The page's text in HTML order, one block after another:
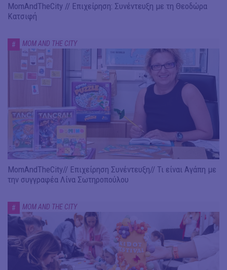
MomAndTheCity // Επιχείρηση: Συνέντευξη με τη Θεοδώρα
Κατσιφή
# MOM AND THE CITY
MomAndTheCity// Επιχείρηση Συνέντευξη// Τι είναι Αγάπη με
την συγγραφέα Λίνα Σωτηροπούλου
# MOM AND THE CITY